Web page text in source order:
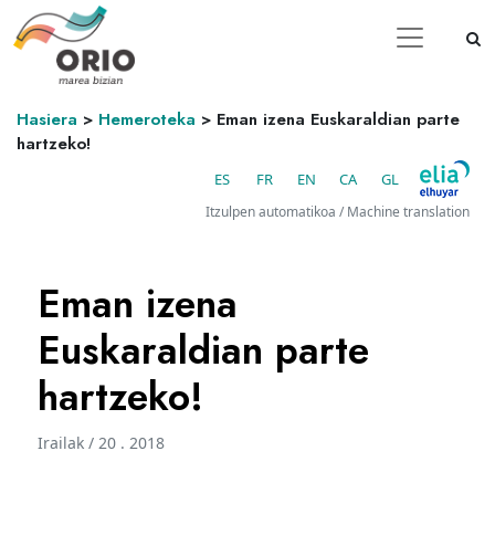
Hasiera > Hemeroteka > Eman izena Euskaraldian parte
hartzeko!
ES FR EN CA GL
Itzulpen automatikoa / Machine translation
Eman izena
Euskaraldian parte
hartzeko!
Irailak / 20 . 2018